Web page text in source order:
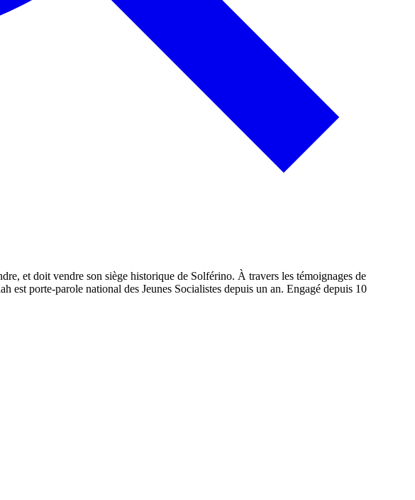
et doit vendre son siège historique de Solférino. À travers les témoignages de
est porte-parole national des Jeunes Socialistes depuis un an. Engagé depuis 10